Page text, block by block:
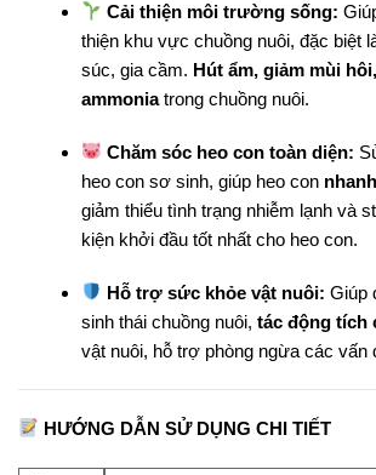
Cải thiện môi trường sống:
thiện khu vực chuồng nuôi, đặc biệt
súc, gia cầm. Hút ẩm, giảm mùi
ammoniatrong chuồng nuôi.
Chăm sóc heo con toàn diện:
heo con sơ sinh, giúp heo con
giảm thiểu tình trạng nhiễm lạnh và
kiện khởi đầu tốt nhất cho heo con.
Hỗ trợ sức khỏe vật nuôi: Giúp
sinh thái chuồng nuôi, tác động tích
vật nuôi, hỗ trợ phòng ngừa các vấn
HƯỚNG DẪN SỬ DỤNG CHI TIẾT